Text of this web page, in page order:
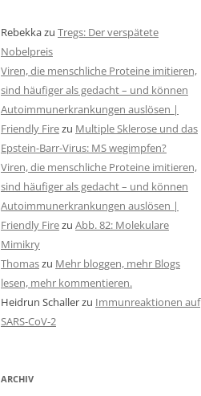
Rebekkazu Tregs: Der verspätete
Nobelpreis
Viren, die menschliche Proteine imitieren,
sind häufiger als gedacht – und können
Autoimmunerkrankungen auslösen |
Friendly Firezu Multiple Sklerose und das
Epstein-Barr-Virus: MS wegimpfen?
Viren, die menschliche Proteine imitieren,
sind häufiger als gedacht – und können
Autoimmunerkrankungen auslösen |
Friendly Firezu Abb. 82: Molekulare
Mimikry
Thomaszu Mehr bloggen, mehr Blogs
lesen, mehr kommentieren.
Heidrun Schallerzu Immunreaktionen auf
SARS-CoV-2
ARCHIV